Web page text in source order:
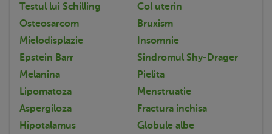
Testul lui Schilling
Col uterin
Osteosarcom
Bruxism
Mielodisplazie
Insomnie
Epstein Barr
Sindromul Shy-Drager
Melanina
Pielita
Lipomatoza
Menstruatie
Aspergiloza
Fractura inchisa
Hipotalamus
Globule albe